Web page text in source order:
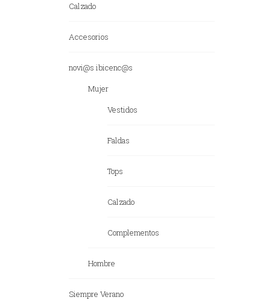
Calzado
Accesorios
novi@s ibicenc@s
Mujer
Vestidos
Faldas
Tops
Calzado
Complementos
Hombre
Siempre Verano